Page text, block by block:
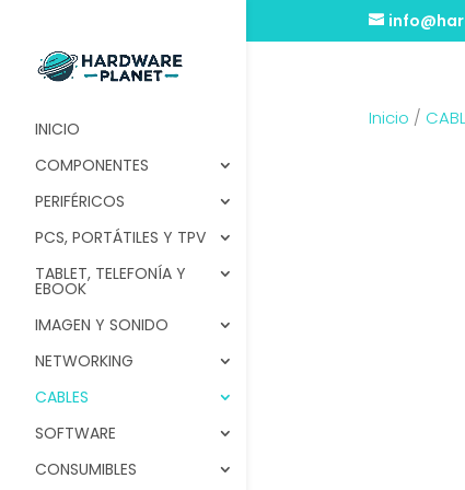
INICIO
COMPONENTES
PERIFÉRICOS
PCS, PORTÁTILES Y TPV
TABLET, TELEFONÍA Y
EBOOK
IMAGEN Y SONIDO
NETWORKING
CABLES
SOFTWARE
CONSUMIBLES
Inicio /